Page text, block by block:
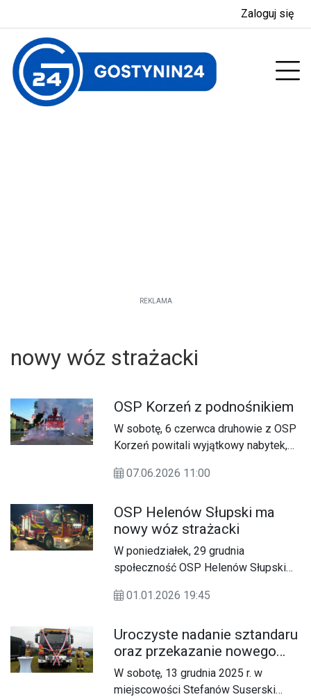
Zaloguj się
REKLAMA
nowy wóz strażacki
OSP Korzeń z podnośnikiem
W sobotę, 6 czerwca druhowie z OSP
Korzeń powitali wyjątkowy nabytek,
STAR 266. Choć nie jest to nowy
ważny krok w rozwoju i większe
możliwości działania.
07.06.2026 11:00
OSP Helenów Słupski ma
nowy wóz strażacki
W poniedziałek, 29 grudnia
społeczność OSP Helenów Słupski
samochód ratowniczo-gaśniczy
01.01.2026 19:45
Uroczyste nadanie sztandaru
oraz przekazanie nowego
samochodu dla OSP w
Suserzu
W sobotę, 13 grudnia 2025 r. w
miejscowości Stefanów Suserski